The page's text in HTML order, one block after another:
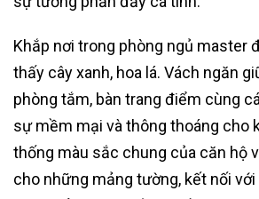
Khắp nơi trong phòng ngủ master
thấy cây xanh, hoa lá. Vách ngăn
phòng tắm, bàn trang điểm cùng
sự mềm mại và thông thoáng cho
thống màu sắc chung của căn hộ
cho những mảng tường, kết nối với